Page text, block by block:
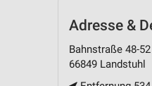
Adresse &
Bahnstraße 48-52
66849 Landstuhl